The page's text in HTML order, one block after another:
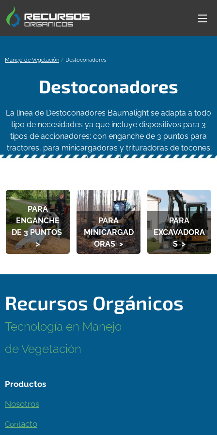
Manejo de Vegetación / Destoconadores
Destoconadores
La línea de Destoconadores Baumalight se adapta a todo
tipo de necesidades ya que incluye dispositivos para 3
tipos de accionadores: con enganche de 3 puntos para
tractores, para minicargadoras y trituradoras de tocones
para excavadoras y retroexcavadoras.
PARA
ENGANCHE
DE 3 PUNTOS
>
PARA
MINICARGAD
ORAS >
PARA
EXCAVADORA
S >
Recursos Orgánicos
Tecnología en Manejo
de Vegetación
Productos
Nosotros
Contacto